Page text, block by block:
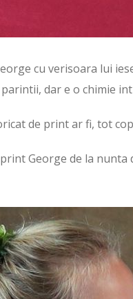
cu verisoara lui
dar e o chimie
de print ar fi, tot
George de la